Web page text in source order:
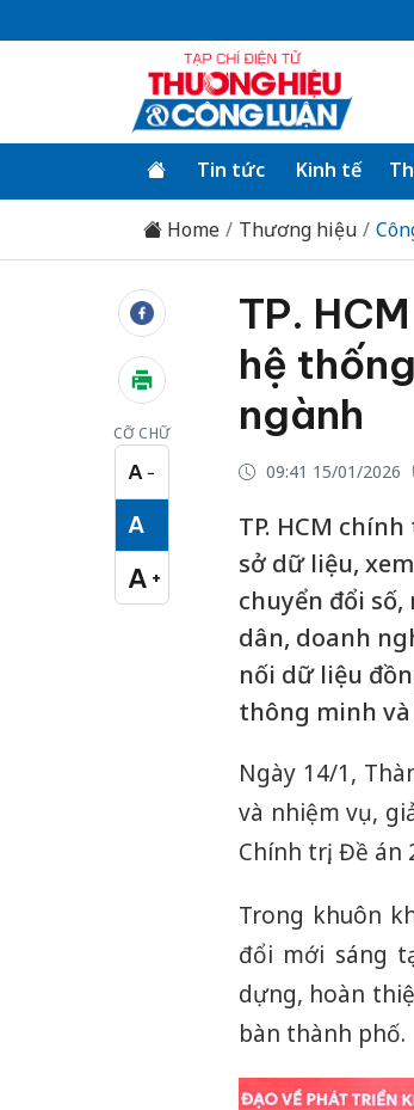
Tin tức Kinh tế
Home Thương hiệu
CỠ CHỮ
A −
Cỡ chữ nhỏ
A
Cỡ chữ vừa
A +
Cỡ chữ lớn
TP.
hệ
ngành
09:41 15/01/2026
TP. HCM
sở dữ liệu,
chuyển đổi
dân, doanh
nối dữ liệu
thông minh
Ngày 14/1,
và nhiệm vụ,
Chính trị, Đề án
Trong khuôn
đổi mới sáng
dựng, hoàn
bàn thành phố.